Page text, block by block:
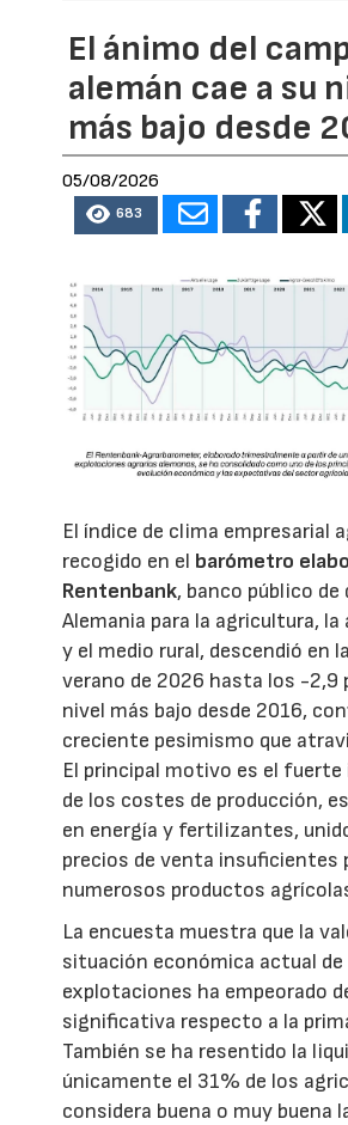
El ánimo del
alemán cae a su
más bajo desde
05/08/2026
683
El índice de clima empresarial
recogido en el barómetro
Rentenbank, banco público de
Alemania para la agricultura,
y el medio rural, descendió en
verano de 2026 hasta los -2,9
nivel más bajo desde 2016,
creciente pesimismo que
El principal motivo es el
de los costes de producción,
en energía y fertilizantes,
precios de venta insuficientes
numerosos productos
La encuesta muestra que la
situación económica actual de
explotaciones ha empeorado
significativa respecto a la
También se ha resentido la
únicamente el 31% de los
considera buena o muy buena